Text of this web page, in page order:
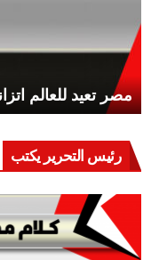
مصر تعيد للعالم اتزانه
رئيس التحرير يكتب